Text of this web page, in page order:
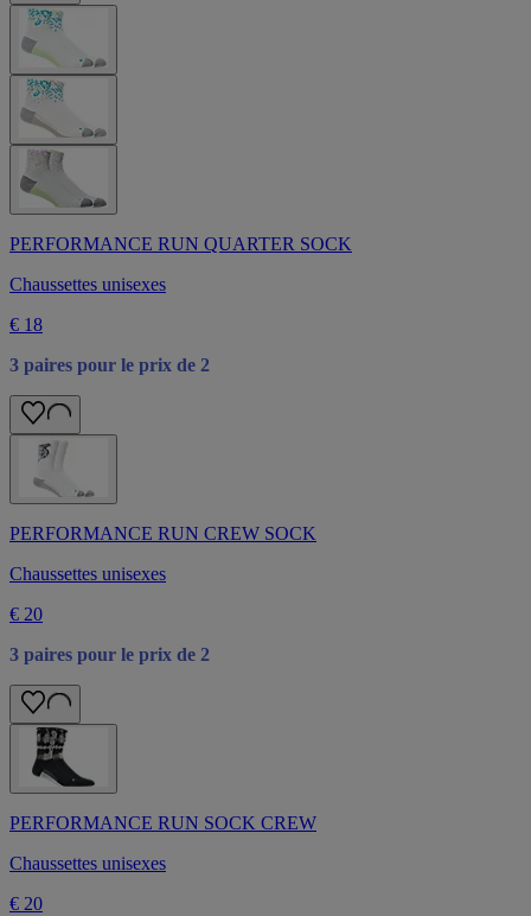
PERFORMANCE RUN QUARTER SOCK
Chaussettes unisexes
€ 18
3 paires pour le prix de 2
PERFORMANCE RUN CREW SOCK
Chaussettes unisexes
€ 20
3 paires pour le prix de 2
PERFORMANCE RUN SOCK CREW
Chaussettes unisexes
€ 20